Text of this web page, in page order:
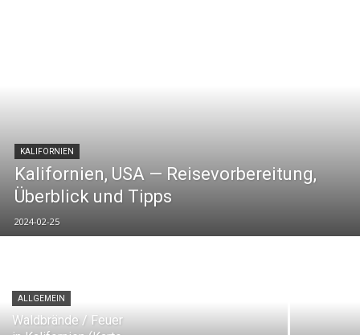
KALIFORNIEN
Kalifornien, USA — Reisevorbereitung,
Überblick und Tipps
2024-02-25
ALLGEMEIN
Waldbrände / Feuer